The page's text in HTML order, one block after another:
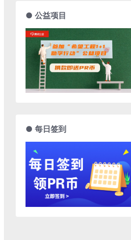
● 公益项目
● 每日签到